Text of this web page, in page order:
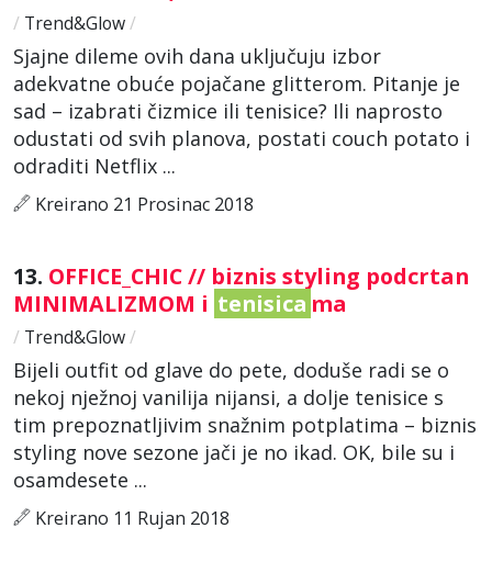
/ Trend&Glow/
Sjajne dileme ovih dana uključuju izbor
adekvatne obuće pojačane glitterom. Pitanje je
sad – izabrati čizmice ili tenisice? Ili naprosto
odustati od svih planova, postati couch potato i
odraditi Netflix ...
Kreirano 21 Prosinac 2018
13. OFFICE_CHIC // biznis styling podcrtan
MINIMALIZMOM i tenisica ma
/ Trend&Glow/
Bijeli outfit od glave do pete, doduše radi se o
nekoj nježnoj vanilija nijansi, a dolje tenisice s
tim prepoznatljivim snažnim potplatima – biznis
styling nove sezone jači je no ikad. OK, bile su i
osamdesete ...
Kreirano 11 Rujan 2018